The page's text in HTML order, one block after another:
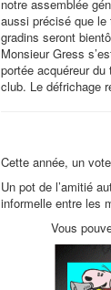
notre assemblée
aussi précisé que le
gradins seront
Monsieur Gress
portée acquéreur
club. Le défrichage
Cette année, un
Un pot de l’amitié
informelle entre les
Vous